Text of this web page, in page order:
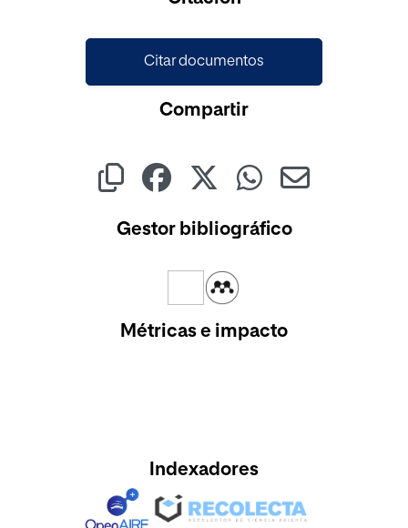
Citar documentos
Compartir
Gestor bibliográfico
Métricas e impacto
Indexadores